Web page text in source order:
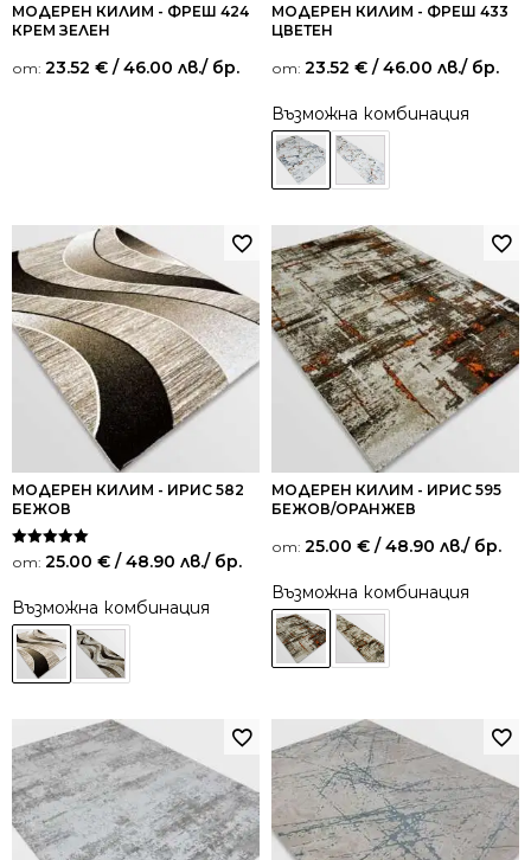
МОДЕРЕН КИЛИМ - ФРЕШ 424
КРЕМ ЗЕЛЕН
от: 23.52 € / 46.00 лв./ бр.
МОДЕРЕН КИЛИМ - ФРЕШ 433
ЦВЕТЕН
от: 23.52 € / 46.00 лв./ бр.
Възможна комбинация
МОДЕРЕН КИЛИМ - ИРИС 582
БЕЖОВ
Оценено на
5.00
от: 25.00 € / 48.90 лв./ бр.
Възможна комбинация
МОДЕРЕН КИЛИМ - ИРИС 595
БЕЖОВ/ОРАНЖЕВ
от: 25.00 € / 48.90 лв./ бр.
Възможна комбинация